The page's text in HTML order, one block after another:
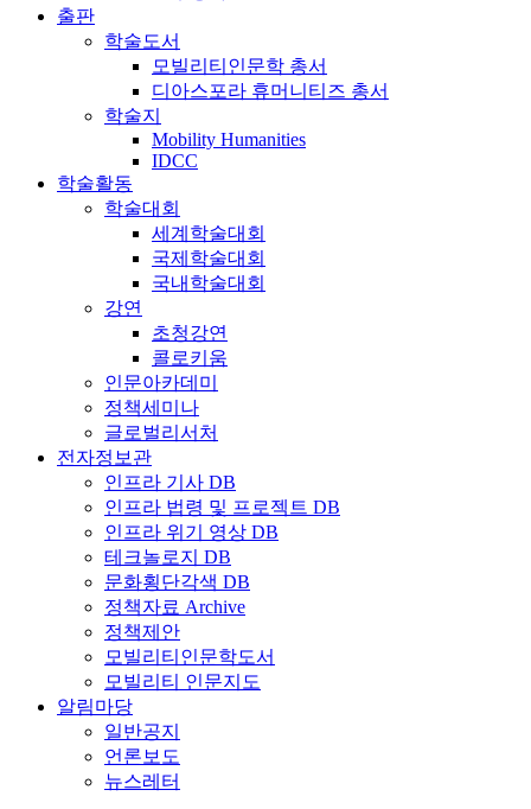
출판
학술도서
모빌리티인문학 총서
디아스포라 휴머니티즈 총서
학술지
Mobility Humanities
IDCC
학술활동
학술대회
세계학술대회
국제학술대회
국내학술대회
강연
초청강연
콜로키움
인문아카데미
정책세미나
글로벌리서처
전자정보관
인프라 기사 DB
인프라 법령 및 프로젝트 DB
인프라 위기 영상 DB
테크놀로지 DB
문화횡단각색 DB
정책자료 Archive
정책제안
모빌리티인문학도서
모빌리티 인문지도
알림마당
일반공지
언론보도
뉴스레터